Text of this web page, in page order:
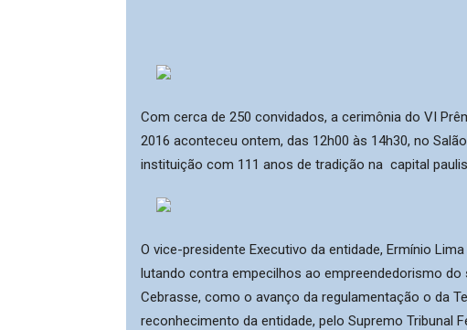
Com cerca de 250 convidados, a cerimônia do VI
2016 aconteceu ontem, das 12h00 às 14h30, no
instituição com 111 anos de tradição na ​ capital
O vice-presidente Executivo da entidade, Ermínio
lutando contra empecilhos ao empreendedorismo
Cebrasse, como o avanço da regulamentação o da
reconhecimento da ​entidade​, pelo Supremo Tribunal